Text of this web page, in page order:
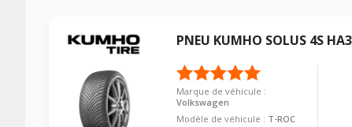
PNEU KUMHO SOLUS 4S
Marque de véhicule :
Volkswagen
Modèle de véhicule : T-ROC